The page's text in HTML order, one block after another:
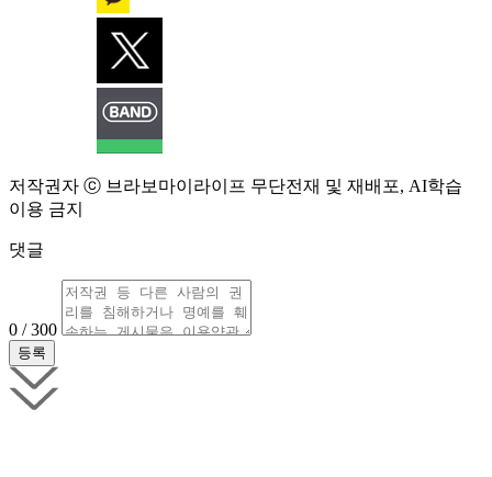
저작권자 ⓒ 브라보마이라이프 무단전재 및 재배포, AI학습
이용 금지
댓글
0 / 300